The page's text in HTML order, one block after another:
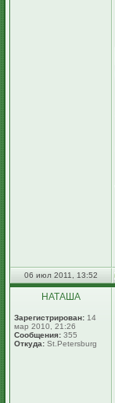
06 июл 2011, 13:52
НАТАША
Зарегистрирован: 14
мар 2010, 21:26
Сообщения: 355
Откуда: St.Petersburg